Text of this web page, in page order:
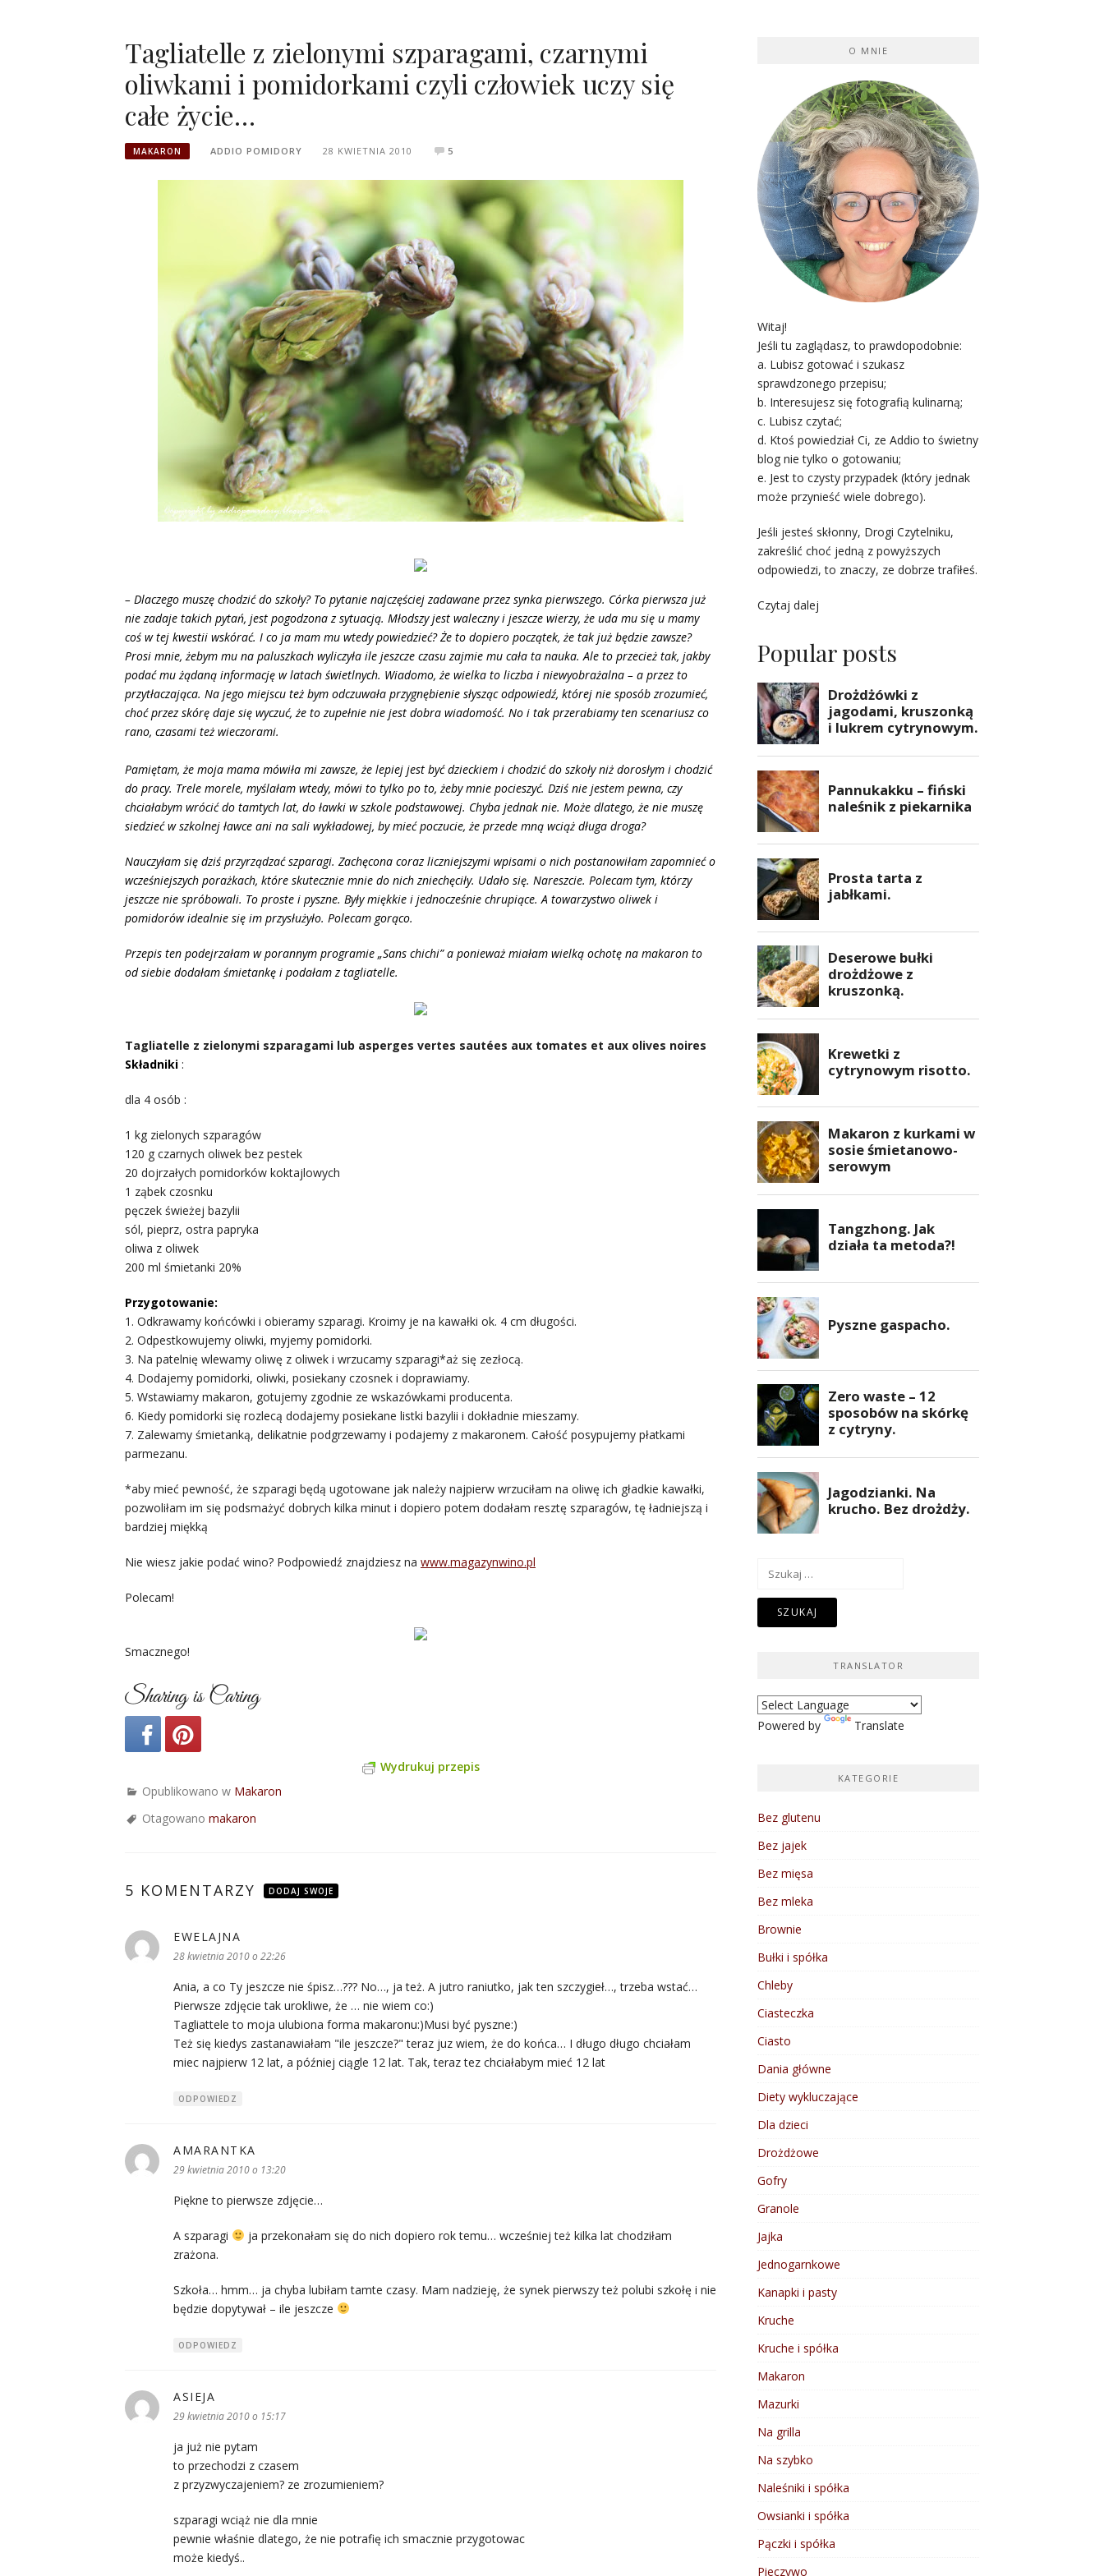
Tagliatelle z zielonymi szparagami, czarnymi
oliwkami i pomidorkami czyli człowiek uczy się
całe życie…
MAKARON ADDIO POMIDORY 28 KWIETNIA 2010 5
– Dlaczego muszę chodzić do szkoły? To pytanie najczęściej zadawane przez synka pierwszego. Córka pierwsza już
nie zadaje takich pytań, jest pogodzona z sytuacją. Młodszy jest waleczny i jeszcze wierzy, że uda mu się u mamy
coś w tej kwestii wskórać. I co ja mam mu wtedy powiedzieć? Że to dopiero początek, że tak już będzie zawsze?
Prosi mnie, żebym mu na paluszkach wyliczyła ile jeszcze czasu zajmie mu cała ta nauka. Ale to przecież tak, jakby
podać mu żądaną informację w latach świetlnych. Wiadomo, że wielka to liczba i niewyobrażalna – a przez to
przytłaczająca. Na jego miejscu też bym odczuwała przygnębienie słysząc odpowiedź, której nie sposób zrozumieć,
choć przez skórę daje się wyczuć, że to zupełnie nie jest dobra wiadomość. No i tak przerabiamy ten scenariusz co
rano, czasami też wieczorami.
Pamiętam, że moja mama mówiła mi zawsze, że lepiej jest być dzieckiem i chodzić do szkoły niż dorosłym i chodzić
do pracy. Trele morele, myślałam wtedy, mówi to tylko po to, żeby mnie pocieszyć. Dziś nie jestem pewna, czy
chciałabym wrócić do tamtych lat, do ławki w szkole podstawowej. Chyba jednak nie. Może dlatego, że nie muszę
siedzieć w szkolnej ławce ani na sali wykładowej, by mieć poczucie, że przede mną wciąż długa droga?
Nauczyłam się dziś przyrządzać szparagi. Zachęcona coraz liczniejszymi wpisami o nich postanowiłam zapomnieć o
wcześniejszych porażkach, które skutecznie mnie do nich zniechęciły. Udało się. Nareszcie. Polecam tym, którzy
jeszcze nie spróbowali. To proste i pyszne. Były miękkie i jednocześnie chrupiące. A towarzystwo oliwek i
pomidorów idealnie się im przysłużyło. Polecam gorąco.
Przepis ten podejrzałam w porannym programie „Sans chichi” a ponieważ miałam wielką ochotę na makaron to
od siebie dodałam śmietankę i podałam z tagliatelle.
Tagliatelle z zielonymi szparagami lub asperges vertes sautées aux tomates et aux olives noires
Składniki :
dla 4 osób :
1 kg zielonych szparagów
120 g czarnych oliwek bez pestek
20 dojrzałych pomidorków koktajlowych
1 ząbek czosnku
pęczek świeżej bazylii
sól, pieprz, ostra papryka
oliwa z oliwek
200 ml śmietanki 20%
Przygotowanie:
1. Odkrawamy końcówki i obieramy szparagi. Kroimy je na kawałki ok. 4 cm długości.
2. Odpestkowujemy oliwki, myjemy pomidorki.
3. Na patelnię wlewamy oliwę z oliwek i wrzucamy szparagi*aż się zezłocą.
4. Dodajemy pomidorki, oliwki, posiekany czosnek i doprawiamy.
5. Wstawiamy makaron, gotujemy zgodnie ze wskazówkami producenta.
6. Kiedy pomidorki się rozlecą dodajemy posiekane listki bazylii i dokładnie mieszamy.
7. Zalewamy śmietanką, delikatnie podgrzewamy i podajemy z makaronem. Całość posypujemy płatkami
parmezanu.
*aby mieć pewność, że szparagi będą ugotowane jak należy najpierw wrzuciłam na oliwę ich gładkie kawałki,
pozwoliłam im się podsmażyć dobrych kilka minut i dopiero potem dodałam resztę szparagów, tę ładniejszą i
bardziej miękką
Nie wiesz jakie podać wino? Podpowiedź znajdziesz na www.magazynwino.pl
Polecam!
Smacznego!
Sharing is Caring
Wydrukuj przepis
Opublikowano w Makaron
Otagowano makaron
5 KOMENTARZY DODAJ SWOJE
EWELAJNA
28 kwietnia 2010 o 22:26
Ania, a co Ty jeszcze nie śpisz…??? No…, ja też. A jutro raniutko, jak ten szczygieł…, trzeba wstać…
Pierwsze zdjęcie tak urokliwe, że … nie wiem co:)
Tagliattele to moja ulubiona forma makaronu:)Musi być pyszne:)
Też się kiedys zastanawiałam "ile jeszcze?" teraz juz wiem, że do końca… I długo długo chciałam
miec najpierw 12 lat, a później ciągle 12 lat. Tak, teraz tez chciałabym mieć 12 lat
ODPOWIEDZ
AMARANTKA
29 kwietnia 2010 o 13:20
Piękne to pierwsze zdjęcie…
A szparagi
ja przekonałam się do nich dopiero rok temu… wcześniej też kilka lat chodziłam
zrażona.
Szkoła… hmm… ja chyba lubiłam tamte czasy. Mam nadzieję, że synek pierwszy też polubi szkołę i nie
będzie dopytywał – ile jeszcze
ODPOWIEDZ
ASIEJA
29 kwietnia 2010 o 15:17
ja już nie pytam
to przechodzi z czasem
z przyzwyczajeniem? ze zrozumieniem?
szparagi wciąż nie dla mnie
pewnie właśnie dlatego, że nie potrafię ich smacznie przygotowac
może kiedyś..
O MNIE
Witaj!
Jeśli tu zaglądasz, to prawdopodobnie:
a. Lubisz gotować i szukasz
sprawdzonego przepisu;
b. Interesujesz się fotografią kulinarną;
c. Lubisz czytać;
d. Ktoś powiedział Ci, ze Addio to świetny
blog nie tylko o gotowaniu;
e. Jest to czysty przypadek (który jednak
może przynieść wiele dobrego).
Jeśli jesteś skłonny, Drogi Czytelniku,
zakreślić choć jedną z powyższych
odpowiedzi, to znaczy, ze dobrze trafiłeś.
Czytaj dalej
Popular posts
Szukaj:
TRANSLATOR
Powered by Translate
KATEGORIE
Bez glutenu
Bez jajek
Bez mięsa
Bez mleka
Brownie
Bułki i spółka
Chleby
Ciasteczka
Ciasto
Dania główne
Diety wykluczające
Dla dzieci
Drożdżowe
Gofry
Granole
Jajka
Jednogarnkowe
Kanapki i pasty
Kruche
Kruche i spółka
Makaron
Mazurki
Na grilla
Na szybko
Naleśniki i spółka
Owsianki i spółka
Pączki i spółka
Pieczywo